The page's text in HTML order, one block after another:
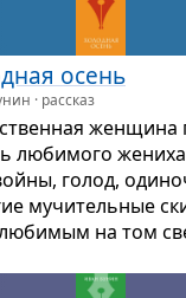
осень
· рассказ
жен­щина
люби­мого
голод,
мучи­тель­ные
люби­мым на том